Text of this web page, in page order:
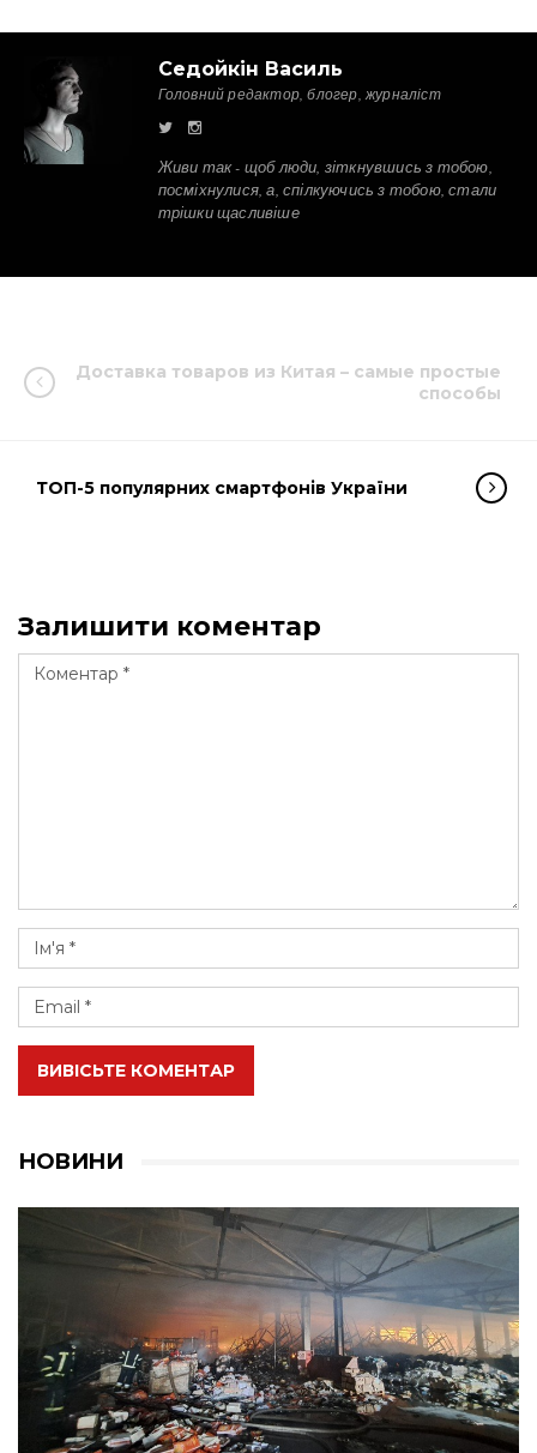
Седойкін Василь
Головний редактор, блогер, журналіст
Живи так - щоб люди, зіткнувшись з тобою,
посміхнулися, а, спілкуючись з тобою, стали
трішки щасливіше
Доставка товаров из Китая – самые простые
способы
ТОП-5 популярних смартфонів України
Залишити коментар
ВИВІСЬТЕ КОМЕНТАР
НОВИНИ